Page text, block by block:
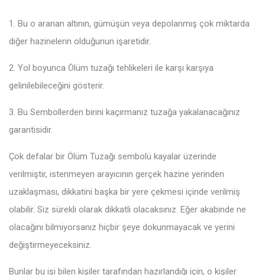
1. Bu o aranan altının, gümüşün veya depolanmış çok miktarda
diğer hazinelerin olduğunun işaretidir.
2. Yol boyunca Ölüm tuzağı tehlikeleri ile karşı karşıya
gelinilebileceğini gösterir.
3. Bu Sembollerden birini kaçırmanız tuzağa yakalanacağınız
garantisidir.
Çok defalar bir Ölüm Tuzağı sembolü kayalar üzerinde
verilmiştir, istenmeyen arayıcının gerçek hazine yerinden
uzaklaşması, dikkatini başka bir yere çekmesi içinde verilmiş
olabilir. Siz sürekli olarak dikkatli olacaksınız. Eğer akabinde ne
olacağını bilmiyorsanız hiçbir şeye dokunmayacak ve yerini
değiştirmeyeceksiniz.
Bunlar bu işi bilen kişiler tarafından hazırlandığı için, o kişiler